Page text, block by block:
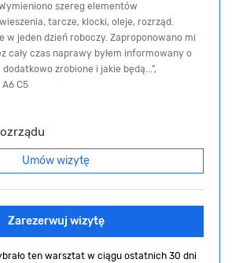
szereg elementów
tarcze, klocki, oleje, rozrząd.
w jeden dzień roboczy. Zaproponowano mi
cały czas naprawy byłem informowany o
zrobione i jakie będą...",
C5
Umów wizytę
Zarezerwuj wizytę
ten warsztat w ciągu ostatnich 30 dni